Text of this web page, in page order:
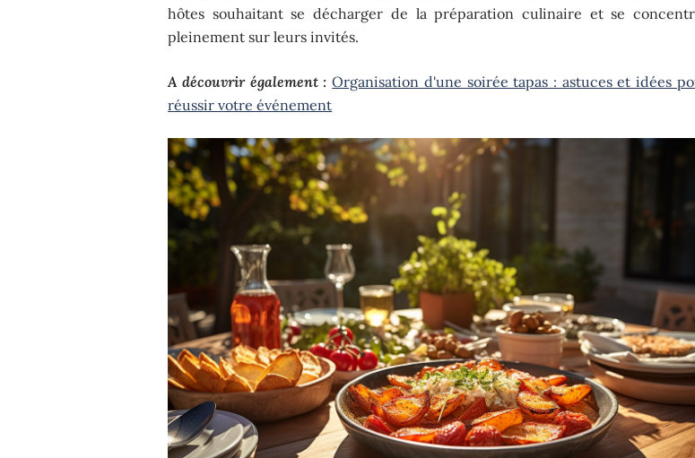
hôtes souhaitant se décharger de la préparation culinaire et se
pleinement sur leurs invités.
A découvrir également : Organisation d'une soirée tapas : astuces et idées
réussir votre événement